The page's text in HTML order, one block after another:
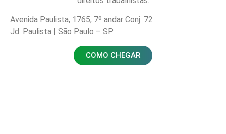
Avenida Paulista, 1765, 7º andar Conj. 72
Jd. Paulista | São Paulo – SP
COMO CHEGAR